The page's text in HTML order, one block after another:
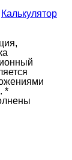
Калькулятор
*